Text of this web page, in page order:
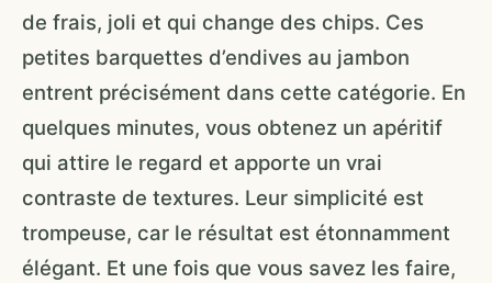
de frais, joli et qui change des chips. Ces
petites barquettes d’endives au jambon
entrent précisément dans cette catégorie. En
quelques minutes, vous obtenez un apéritif
qui attire le regard et apporte un vrai
contraste de textures. Leur simplicité est
trompeuse, car le résultat est étonnamment
élégant. Et une fois que vous savez les faire,